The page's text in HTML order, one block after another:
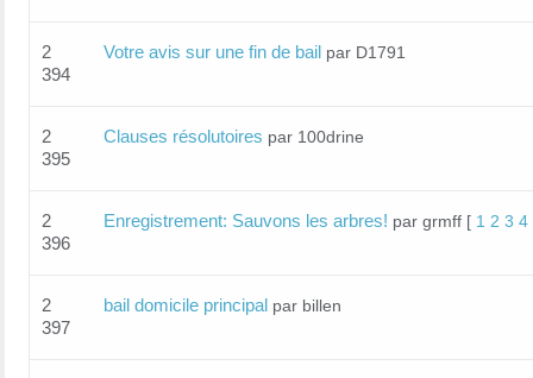
2
394
Votre avis sur une fin de bail par D1791
2
395
Clauses résolutoires par 100drine
2
396
Enregistrement: Sauvons les arbres! par grmff [ 1 2 3 4
2
397
bail domicile principal par billen